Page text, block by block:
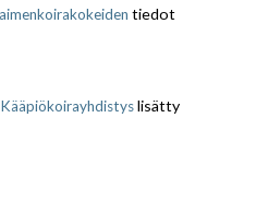
tiedot
lisätty